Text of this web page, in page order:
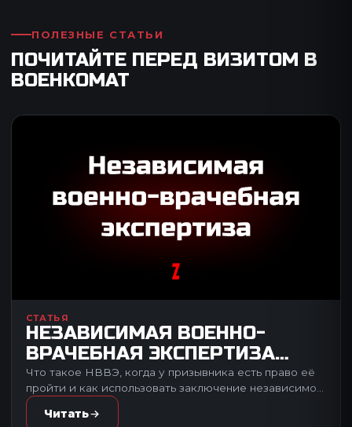
ПОЛЕЗНЫЕ СТАТЬИ
ПОЧИТАЙТЕ ПЕРЕД ВИЗИТОМ В
ВОЕНКОМАТ
СТАТЬЯ
НЕЗАВИСИМАЯ ВОЕННО-
ВРАЧЕБНАЯ ЭКСПЕРТИЗА
(НВВЭ): КАК ОСПОРИТЬ
КАТЕГОРИЮ
Что такое НВВЭ, когда у призывника есть право её
пройти и как использовать заключение независимой
экспертизы при обжаловании категории годности и
в суде.
Читать